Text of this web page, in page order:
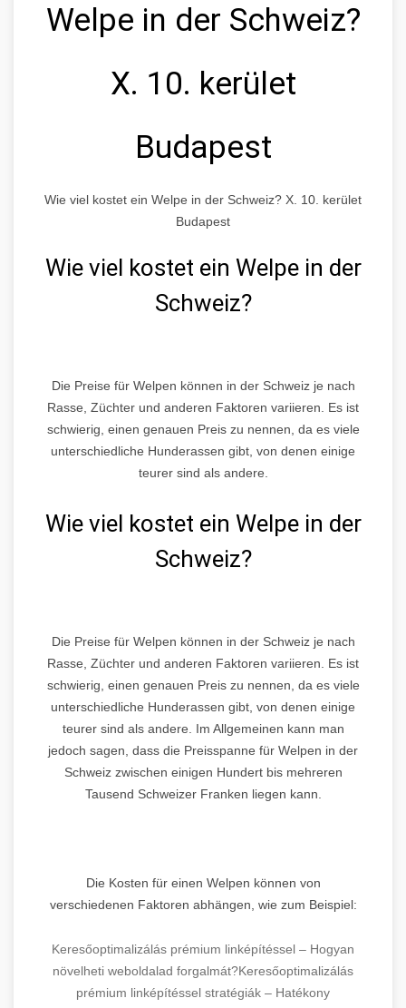
Welpe in der Schweiz?
X. 10. kerület
Budapest
Wie viel kostet ein Welpe in der Schweiz? X. 10. kerület
Budapest
Wie viel kostet ein Welpe in der
Schweiz?
Die Preise für Welpen können in der Schweiz je nach
Rasse, Züchter und anderen Faktoren variieren. Es ist
schwierig, einen genauen Preis zu nennen, da es viele
unterschiedliche Hunderassen gibt, von denen einige
teurer sind als andere.
Wie viel kostet ein Welpe in der
Schweiz?
Die Preise für Welpen können in der Schweiz je nach
Rasse, Züchter und anderen Faktoren variieren. Es ist
schwierig, einen genauen Preis zu nennen, da es viele
unterschiedliche Hunderassen gibt, von denen einige
teurer sind als andere. Im Allgemeinen kann man
jedoch sagen, dass die Preisspanne für Welpen in der
Schweiz zwischen einigen Hundert bis mehreren
Tausend Schweizer Franken liegen kann.
Die Kosten für einen Welpen können von
verschiedenen Faktoren abhängen, wie zum Beispiel:
Keresőoptimalizálás prémium linképítéssel – Hogyan
növelheti weboldalad forgalmát?Keresőoptimalizálás
prémium linképítéssel stratégiák – Hatékony